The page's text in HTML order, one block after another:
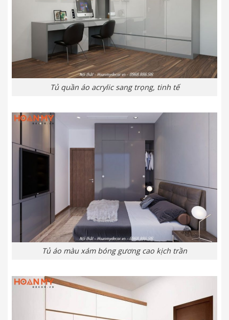
Tủ quần áo acrylic sang trọng, tinh tế
Tủ áo màu xám bóng gương cao kịch trần